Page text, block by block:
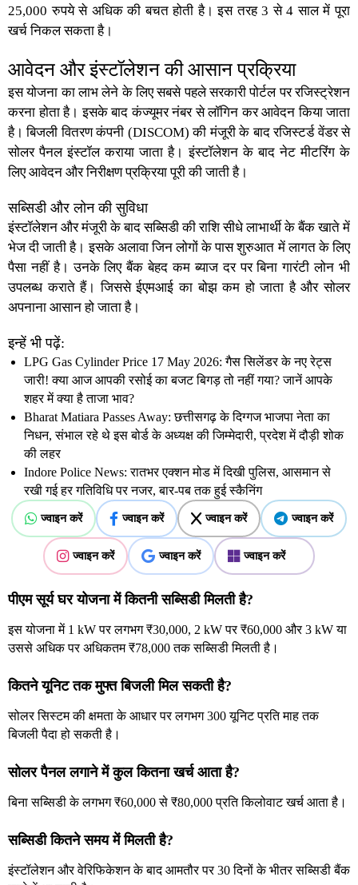
25,000 रुपये से अधिक की बचत होती है। इस तरह 3 से 4 साल में पूरा
खर्च निकल सकता है।
आवेदन और इंस्टॉलेशन की आसान प्रक्रिया
इस योजना का लाभ लेने के लिए सबसे पहले सरकारी पोर्टल पर रजिस्ट्रेशन
करना होता है। इसके बाद कंज्यूमर नंबर से लॉगिन कर आवेदन किया जाता
है। बिजली वितरण कंपनी (DISCOM) की मंजूरी के बाद रजिस्टर्ड वेंडर से
सोलर पैनल इंस्टॉल कराया जाता है। इंस्टॉलेशन के बाद नेट मीटरिंग के
लिए आवेदन और निरीक्षण प्रक्रिया पूरी की जाती है।
सब्सिडी और लोन की सुविधा
इंस्टॉलेशन और मंजूरी के बाद सब्सिडी की राशि सीधे लाभार्थी के बैंक खाते में
भेज दी जाती है। इसके अलावा जिन लोगों के पास शुरुआत में लागत के लिए
पैसा नहीं है। उनके लिए बैंक बेहद कम ब्याज दर पर बिना गारंटी लोन भी
उपलब्ध कराते हैं। जिससेईएमआई का बोझ कम हो जाता है और सोलर
अपनाना आसान हो जाता है।
इन्हें भी पढ़ें:
LPG Gas Cylinder Price 17 May 2026: गैस सिलेंडर के नए रेट्स
जारी! क्या आज आपकी रसोई का बजट बिगड़ तो नहीं गया? जानें आपके
शहर में क्या है ताजा भाव?
Bharat Matiara Passes Away: छत्तीसगढ़ के दिग्गज भाजपा नेता का
निधन, संभाल रहे थे इस बोर्ड के अध्यक्ष की जिम्मेदारी, प्रदेश में दौड़ी शोक
की लहर
Indore Police News: रातभर एक्शन मोड में दिखी पुलिस, आसमान से
रखी गई हर गतिविधि पर नजर, बार-पब तक हुई स्कैनिंग
ज्वाइन करें ज्वाइन करें ज्वाइन करें ज्वाइन करें
ज्वाइन करें ज्वाइन करें ज्वाइन करें
पीएम सूर्य घर योजना में कितनी सब्सिडी मिलती है?
इस योजना में 1 kW पर लगभग ₹30,000, 2 kW पर ₹60,000 और 3 kW या
उससे अधिक पर अधिकतम ₹78,000 तक सब्सिडी मिलती है।
कितने यूनिट तक मुफ्त बिजली मिल सकती है?
सोलर सिस्टम की क्षमता के आधार पर लगभग 300 यूनिट प्रति माह तक
बिजली पैदा हो सकती है।
सोलर पैनल लगाने में कुल कितना खर्च आता है?
बिना सब्सिडी के लगभग ₹60,000 से ₹80,000 प्रति किलोवाट खर्च आता है।
सब्सिडी कितने समय में मिलती है?
इंस्टॉलेशन और वेरिफिकेशन के बाद आमतौर पर 30 दिनों के भीतर सब्सिडी बैंक